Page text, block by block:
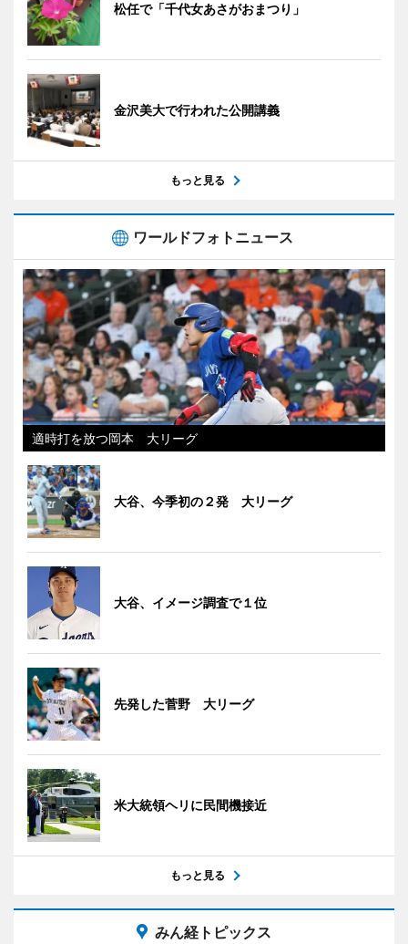
松任で「千代女あさがおまつり」
金沢美大で行われた公開講義
もっと見る
ワールドフォトニュース
適時打を放つ岡本 大リーグ
大谷、今季初の２発 大リーグ
大谷、イメージ調査で１位
先発した菅野 大リーグ
米大統領ヘリに民間機接近
もっと見る
みん経トピックス